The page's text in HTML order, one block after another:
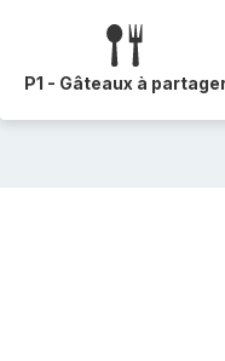
P1 - Gâteaux à